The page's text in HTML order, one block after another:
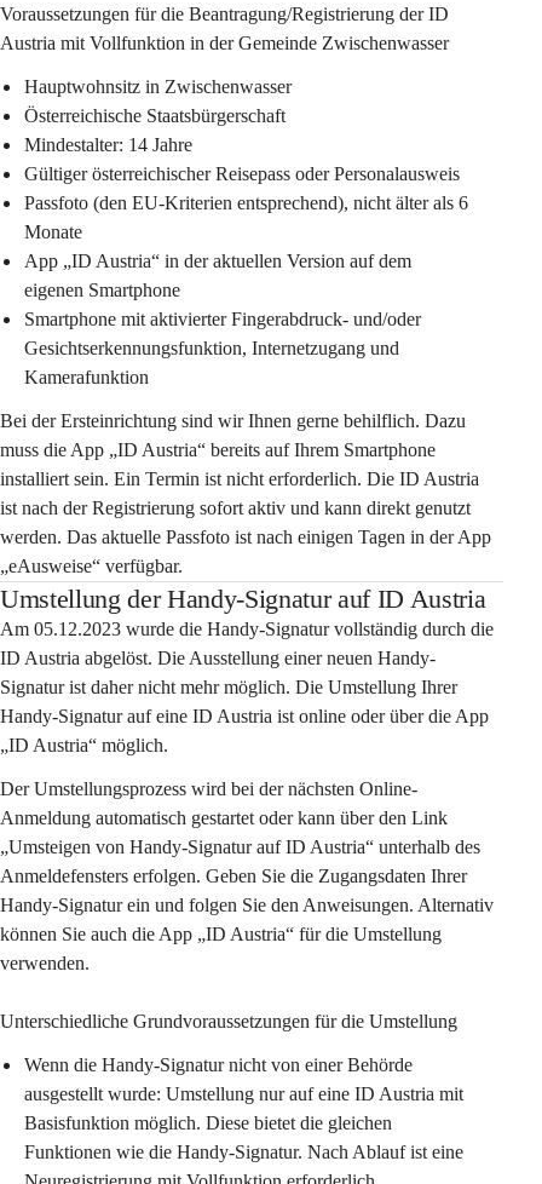
Voraussetzungen für die Beantragung/Registrierung der ID
Austria mit Vollfunktion in der Gemeinde Zwischenwasser
Hauptwohnsitz in Zwischenwasser
Österreichische Staatsbürgerschaft
Mindestalter: 14 Jahre
Gültiger österreichischer Reisepass oder Personalausweis
Passfoto (den EU-Kriterien entsprechend), nicht älter als 6
Monate
App „ID Austria“ in der aktuellen Version auf dem
eigenen Smartphone
Smartphone mit aktivierter Fingerabdruck- und/oder
Gesichtserkennungsfunktion, Internetzugang und
Kamerafunktion
Bei der Ersteinrichtung sind wir Ihnen gerne behilflich. Dazu
muss die App „ID Austria“ bereits auf Ihrem Smartphone
installiert sein. Ein Termin ist nicht erforderlich. Die ID Austria
ist nach der Registrierung sofort aktiv und kann direkt genutzt
werden. Das aktuelle Passfoto ist nach einigen Tagen in der App
„eAusweise“ verfügbar.
Umstellung der Handy-Signatur auf ID Austria
Am 05.12.2023 wurde die Handy-Signatur vollständig durch die
ID Austria abgelöst. Die Ausstellung einer neuen Handy-
Signatur ist daher nicht mehr möglich. Die Umstellung Ihrer
Handy-Signatur auf eine ID Austria ist online oder über die App
„ID Austria“ möglich.
Der Umstellungsprozess wird bei der nächsten Online-
Anmeldung automatisch gestartet oder kann über den Link
„Umsteigen von Handy-Signatur auf ID Austria“ unterhalb des
Anmeldefensters erfolgen. Geben Sie die Zugangsdaten Ihrer
Handy-Signatur ein und folgen Sie den Anweisungen. Alternativ
können Sie auch die App „ID Austria“ für die Umstellung
verwenden.
Unterschiedliche Grundvoraussetzungen für die Umstellung
Wenn die Handy-Signatur nicht von einer Behörde
ausgestellt wurde: Umstellung nur auf eine ID Austria mit
Basisfunktion möglich. Diese bietet die gleichen
Funktionen wie die Handy-Signatur. Nach Ablauf ist eine